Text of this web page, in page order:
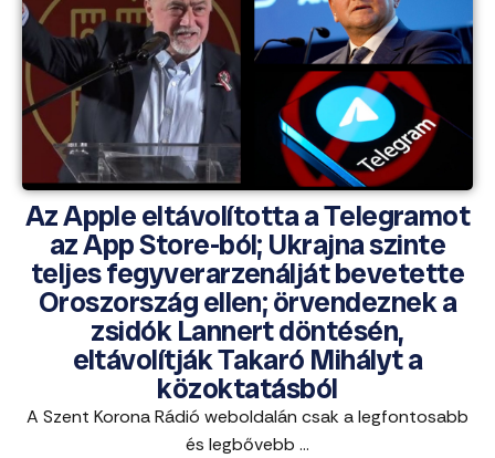
Az Apple eltávolította a Telegramot
az App Store-ból; Ukrajna szinte
teljes fegyverarzenálját bevetette
Oroszország ellen; örvendeznek a
zsidók Lannert döntésén,
eltávolítják Takaró Mihályt a
közoktatásból
A Szent Korona Rádió weboldalán csak a legfontosabb
és legbővebb ...